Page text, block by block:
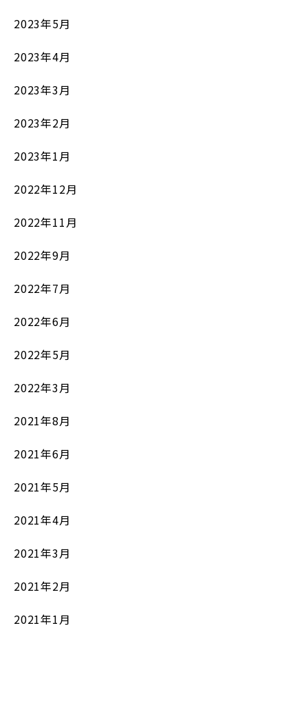
2023年5月
2023年4月
2023年3月
2023年2月
2023年1月
2022年12月
2022年11月
2022年9月
2022年7月
2022年6月
2022年5月
2022年3月
2021年8月
2021年6月
2021年5月
2021年4月
2021年3月
2021年2月
2021年1月